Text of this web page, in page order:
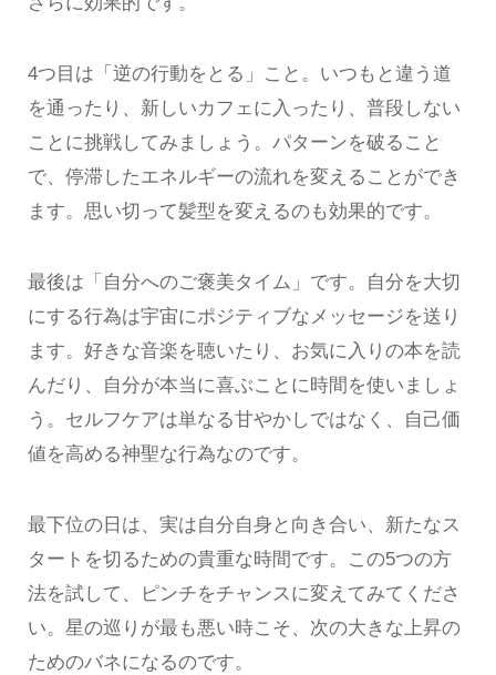
4つ目は「逆の行動をとる」こと。いつもと違う道
を通ったり、新しいカフェに入ったり、普段しない
ことに挑戦してみましょう。パターンを破ること
で、停滞したエネルギーの流れを変えることができ
ます。思い切って髪型を変えるのも効果的です。
最後は「自分へのご褒美タイム」です。自分を大切
にする行為は宇宙にポジティブなメッセージを送り
ます。好きな音楽を聴いたり、お気に入りの本を読
んだり、自分が本当に喜ぶことに時間を使いましょ
う。セルフケアは単なる甘やかしではなく、自己価
値を高める神聖な行為なのです。
最下位の日は、実は自分自身と向き合い、新たなス
タートを切るための貴重な時間です。この5つの方
法を試して、ピンチをチャンスに変えてみてくださ
い。星の巡りが最も悪い時こそ、次の大きな上昇の
ためのバネになるのです。